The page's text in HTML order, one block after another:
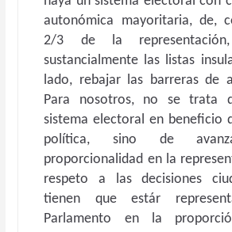
autonómica mayoritaria, de,
2/3 de la representación,
sustancialmente las listas
lado, rebajar las barreras de
Para nosotros, no se trata
sistema electoral en beneficio
política, sino de
proporcionalidad en la
respeto a las decisiones
tienen que estár
Parlamento en la